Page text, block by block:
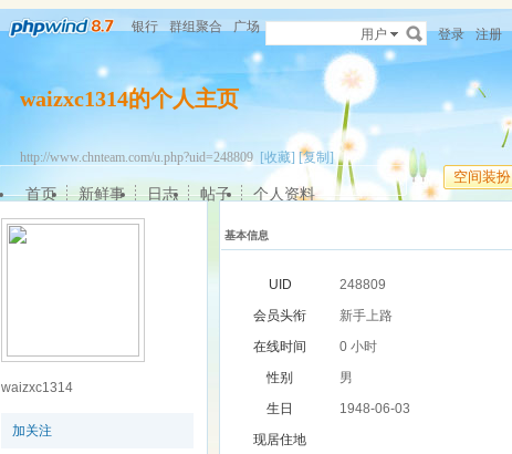
银行 群组聚合 广场 用户 登录 注册
waizxc1314的个人主页
http://www.chnteam.com/u.php?uid=248809 [收藏] [复制]
空间装扮
首页 新鲜事 日志 帖子 个人资料
waizxc1314
加关注
基本信息
UID
248809
会员头衔
新手上路
在线时间
0 小时
性别
男
生日
1948-06-03
现居住地